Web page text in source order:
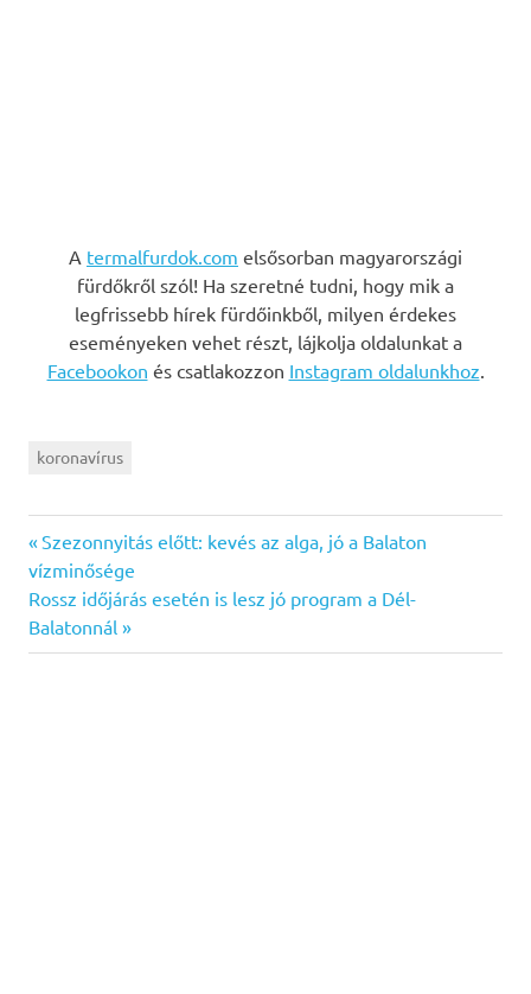
A termalfurdok.com elsősorban magyarországi
fürdőkről szól! Ha szeretné tudni, hogy mik a
legfrissebb hírek fürdőinkből, milyen érdekes
eseményeken vehet részt, lájkolja oldalunkat a
Facebookon és csatlakozzon Instagram oldalunkhoz
koronavírus
Bejegyzés
navigáció
Previous
Post:
Szezonnyitás előtt: kevés az alga, jó a Balaton
vízminősége
Next
Post:
Rossz időjárás esetén is lesz jó program a Dél-
Balatonnál